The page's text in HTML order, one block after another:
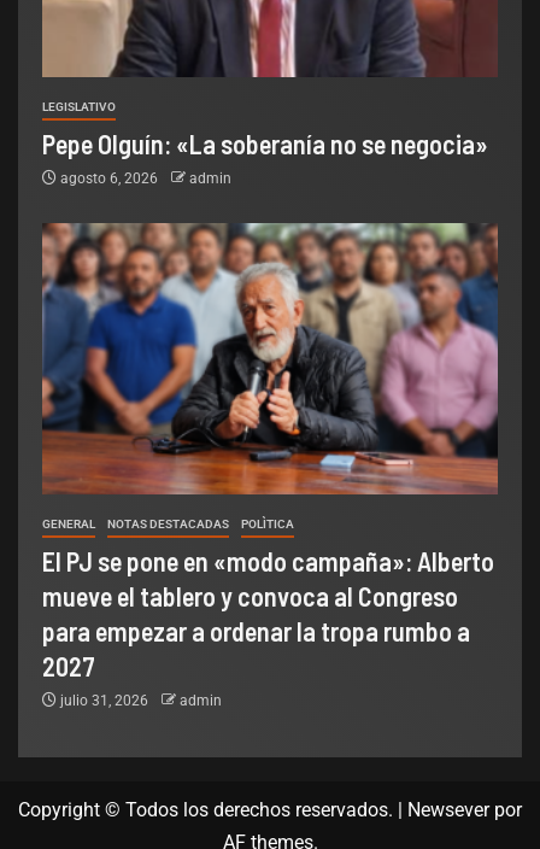
LEGISLATIVO
Pepe Olguín: «La soberanía no se negocia»
agosto 6, 2026 admin
GENERAL NOTAS DESTACADAS POLÌTICA
El PJ se pone en «modo campaña»: Alberto
mueve el tablero y convoca al Congreso
para empezar a ordenar la tropa rumbo a
2027
julio 31, 2026 admin
Copyright © Todos los derechos reservados. | Newseverpor
AF themes.